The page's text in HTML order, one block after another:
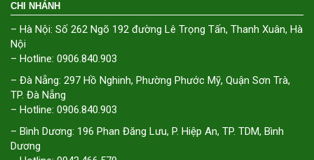
CHI NHÁNH
– Hà Nội: Số 262 Ngõ 192 đường Lê Trọng Tấn, Thanh Xuân, Hà
Nội
– Hotline: 0906.840.903
– Đà Nẵng: 297 Hồ Nghinh, Phường Phước Mỹ, Quận Sơn Trà,
TP. Đà Nẵng
– Hotline: 0906.840.903
– Bình Dương: 196 Phan Đăng Lưu, P. Hiệp An, TP. TDM, Bình
Dương